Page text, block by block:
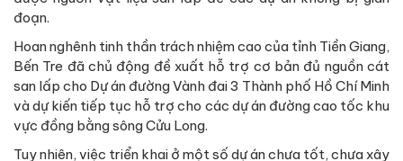
đoạn.
Hoan nghênh tinh thần trách nhiệm cao của tỉnh Tiền Giang,
Bến Tre đã chủ động đề xuất hỗ trợ cơ bản đủ nguồn cát
san lấp cho Dự án đường Vành đai 3 Thành phố Hồ Chí Minh
và dự kiến tiếp tục hỗ trợ cho các dự án đường cao tốc khu
vực đồng bằng sông Cửu Long.
Tuy nhiên, việc triển khai ở một số dự án chưa tốt, chưa xây